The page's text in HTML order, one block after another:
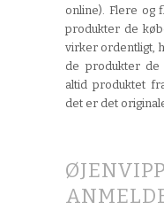
online). Flere og
produkter de
virker ordentligt,
de produkter
altid produktet
det er det